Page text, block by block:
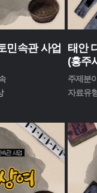
민속관 사업
태안
(흥주
주제분
자료유